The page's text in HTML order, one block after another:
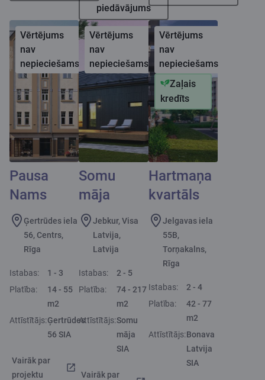
piedāvājums
Vērtējums
nav
nepieciešams
Pausa
Nams
Ģertrūdes iela
56, Centrs,
Rīga
Istabas:
1 - 3
Platība:
14 - 55
m2
Attīstītājs:Ģertrūdes
56 SIA
Vairāk par
projektu
Vērtējums
nav
nepieciešams
Somu
māja
Jebkur, Visa
Latvija,
Latvija
Istabas:
2 - 5
Platība:
74 - 217
m2
Attīstītājs:Somu
māja
SIA
Vairāk par
Vērtējums
nav
nepieciešams
Zaļais
kredīts
Hartmaņa
kvartāls
Jelgavas iela
55B,
Torņakalns,
Rīga
Istabas:
2 - 4
Platība:
42 - 77
m2
Attīstītājs:Bonava
Latvija
SIA